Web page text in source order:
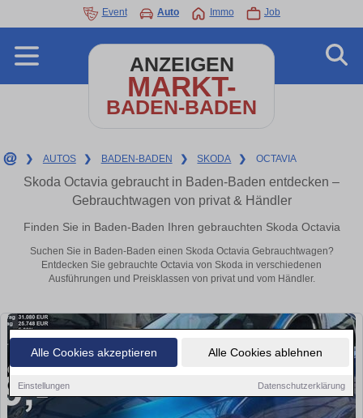
Alle Cookies akzeptieren Alle Cookies ablehnen
Einstellungen Datenschutzerklärung
Event Auto Immo Job
ANZEIGEN
MARKT-
BADEN-BADEN
❯ AUTOS ❯ BADEN-BADEN ❯ SKODA ❯ OCTAVIA
Skoda Octavia gebraucht in Baden-Baden entdecken –
Gebrauchtwagen von privat & Händler
Finden Sie in Baden-Baden Ihren gebrauchten Skoda Octavia
Suchen Sie in Baden-Baden einen Skoda Octavia Gebrauchtwagen?
Entdecken Sie gebrauchte Octavia von Skoda in verschiedenen
Ausführungen und Preisklassen von privat und vom Händler.